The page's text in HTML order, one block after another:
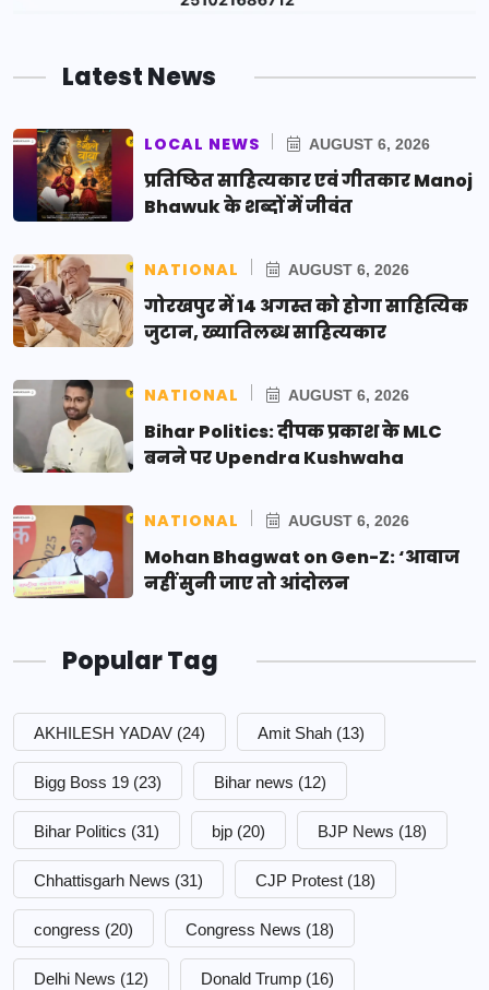
Latest News
LOCAL NEWS AUGUST 6, 2026
प्रतिष्ठित साहित्यकार एवं गीतकार Manoj
Bhawuk के शब्दों में जीवंत
NATIONAL AUGUST 6, 2026
गोरखपुर में 14 अगस्त को होगा साहित्यिक
जुटान, ख्यातिलब्ध साहित्यकार
NATIONAL AUGUST 6, 2026
Bihar Politics: दीपक प्रकाश के MLC
बनने पर Upendra Kushwaha
NATIONAL AUGUST 6, 2026
Mohan Bhagwat on Gen-Z: ‘आवाज
नहीं सुनी जाए तो आंदोलन
Popular Tag
AKHILESH YADAV (24) Amit Shah (13)
Bigg Boss 19 (23) Bihar news (12)
Bihar Politics (31) bjp (20) BJP News (18)
Chhattisgarh News (31) CJP Protest (18)
congress (20) Congress News (18)
Delhi News (12) Donald Trump (16)